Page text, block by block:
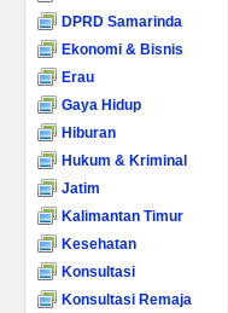
DPRD Samarinda
Ekonomi & Bisnis
Erau
Gaya Hidup
Hiburan
Hukum & Kriminal
Jatim
Kalimantan Timur
Kesehatan
Konsultasi
Konsultasi Remaja